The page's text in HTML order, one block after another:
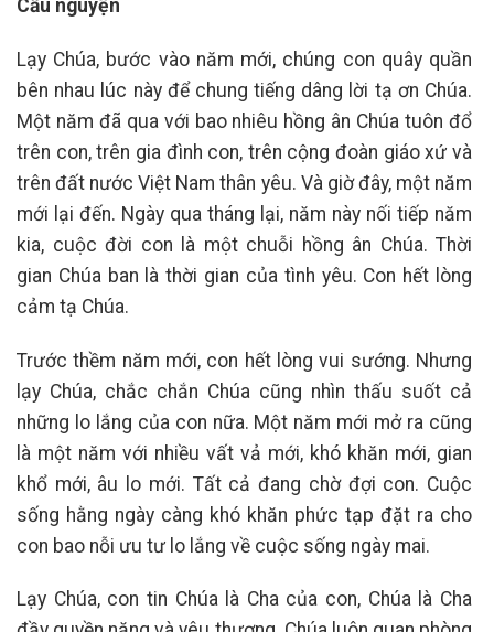
Cầu nguyện
Lạy Chúa, bước vào năm mới, chúng con quây quần
bên nhau lúc này để chung tiếng dâng lời tạ ơn Chúa.
Một năm đã qua với bao nhiêu hồng ân Chúa tuôn đổ
trên con, trên gia đình con, trên cộng đoàn giáo xứ và
trên đất nước Việt Nam thân yêu. Và giờ đây, một năm
mới lại đến. Ngày qua tháng lại, năm này nối tiếp năm
kia, cuộc đời con là một chuỗi hồng ân Chúa. Thời
gian Chúa ban là thời gian của tình yêu. Con hết lòng
cảm tạ Chúa.
Trước thềm năm mới, con hết lòng vui sướng. Nhưng
lạy Chúa, chắc chắn Chúa cũng nhìn thấu suốt cả
những lo lắng của con nữa. Một năm mới mở ra cũng
là một năm với nhiều vất vả mới, khó khăn mới, gian
khổ mới, âu lo mới. Tất cả đang chờ đợi con. Cuộc
sống hằng ngày càng khó khăn phức tạp đặt ra cho
con bao nỗi ưu tư lo lắng về cuộc sống ngày mai.
Lạy Chúa, con tin Chúa là Cha của con, Chúa là Cha